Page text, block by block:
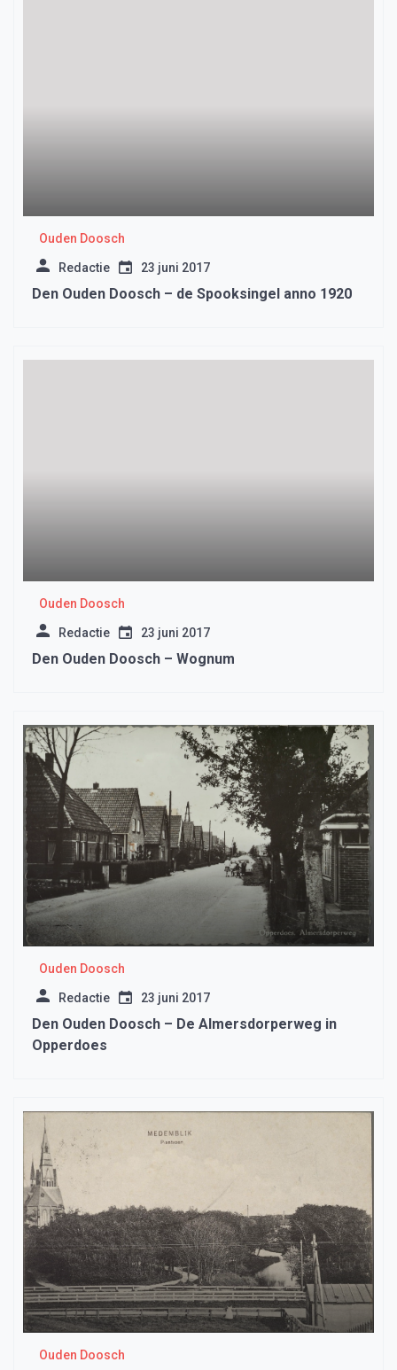
Ouden Doosch
Redactie 23 juni 2017
Den Ouden Doosch – de Spooksingel anno 1920
Ouden Doosch
Redactie 23 juni 2017
Den Ouden Doosch – Wognum
Ouden Doosch
Redactie 23 juni 2017
Den Ouden Doosch – De Almersdorperweg in
Opperdoes
Ouden Doosch